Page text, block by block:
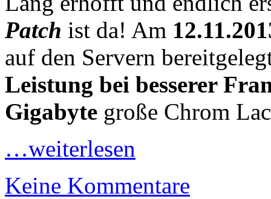
Patch ist da! Am
auf den Servern
Leistung bei besserer
Gigabyte große Chrom
…weiterlesen
Keine Kommentare